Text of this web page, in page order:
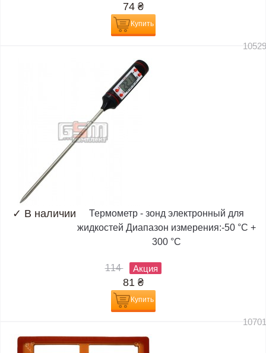
74 ₴
Купить
✓ В наличии
Термометр - зонд электронный для
жидкостей Диапазон измерения:-50 °C +
300 °C
114 Акция
81 ₴
Купить